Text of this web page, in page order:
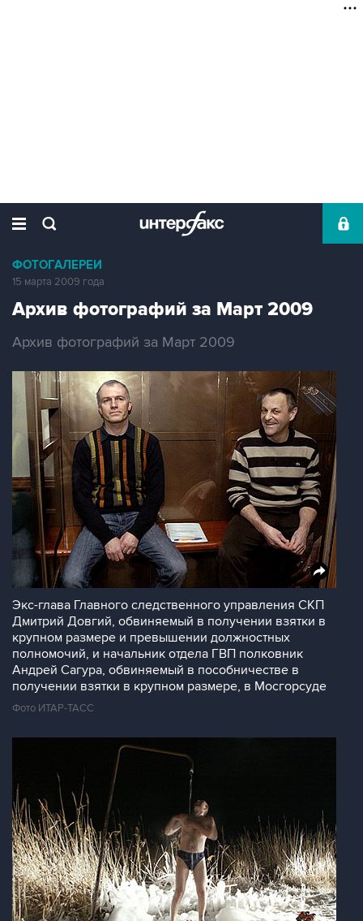
ФОТОГАЛЕРЕИ
15 марта 2009 года
Архив фотографий за Март 2009
Архив фотографий за Март 2009
Экс-глава Главного следственного управления СКП
Дмитрий Довгий, обвиняемый в получении взятки в
крупном размере и превышении должностных
полномочий, и начальник отдела ГВП полковник
Андрей Сагура, обвиняемый в пособничестве в
получении взятки в крупном размере, в Мосгорсуде
Фото ИТАР-ТАСС